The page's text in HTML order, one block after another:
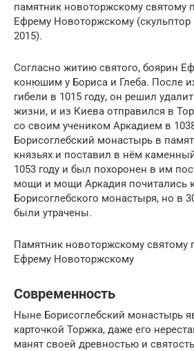
памятник новоторжскому святому
Ефрему Новоторжскому (скульптор
2015).
Согласно житию святого, боярин
конюшим у Бориса и Глеба. После
гибели в 1015 году, он решил
жизни, и из Киева отправился в
со своим учеником Аркадием в
Борисоглебский монастырь в
князьях и поставил в нём
1053 году и был похоронен в им
мощи и мощи Аркадия почитались
Борисоглебского монастыря, но в
были утрачены.
Памятник новоторжскому святому
Ефрему Новоторжскому
Современность
Ныне Борисоглебский монастырь
карточкой Торжка, даже его
манят своей древностью и